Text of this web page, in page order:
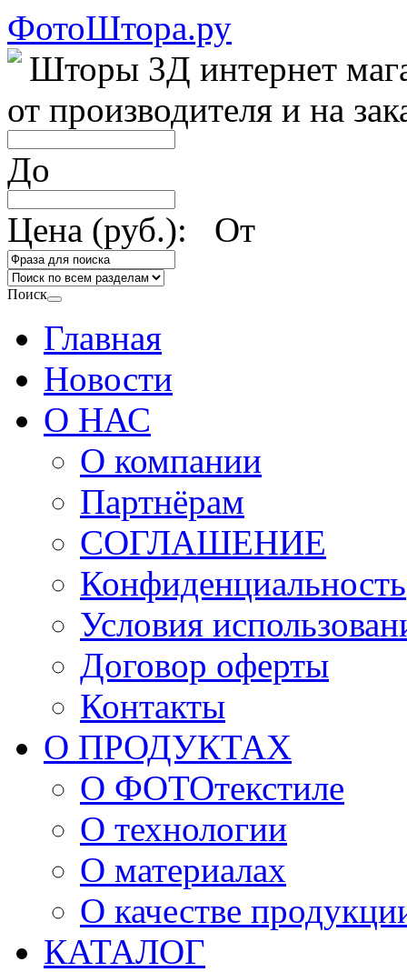
ФотоШтора.ру
Шторы 3Д интернет
от производителя и на
До
Цена (руб.): От
Поиск
Главная
Новости
О НАС
О компании
Партнёрам
СОГЛАШЕНИЕ
Конфиденциальность
Условия
Договор оферты
Контакты
О ПРОДУКТАХ
О ФОТОтекстиле
О технологии
О материалах
О качестве
КАТАЛОГ